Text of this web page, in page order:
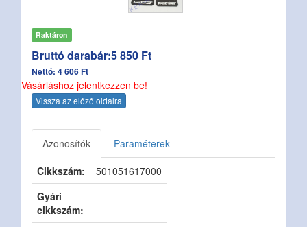
Raktáron
Bruttó darabár:5 850 Ft
Nettó: 4 606 Ft
Vásárláshoz jelentkezzen be!
Vissza az előző oldalra
Azonosítók
Paraméterek
Cikkszám:
501051617000
Gyári
cikkszám: